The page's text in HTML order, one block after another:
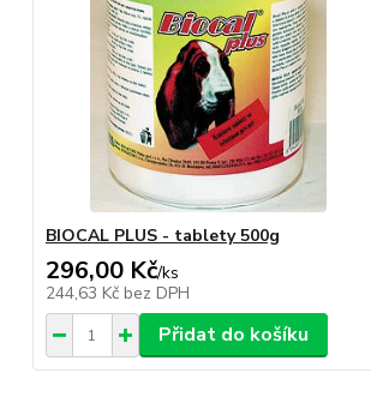
BIOCAL PLUS - tablety 500g
296,00 Kč/ks
244,63 Kč bez DPH
Přidat do košíku